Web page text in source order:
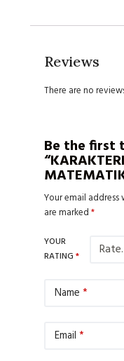
Reviews
There are no
Be the first
Your email
are marked*
YOUR
RATING *
Name *
Email *